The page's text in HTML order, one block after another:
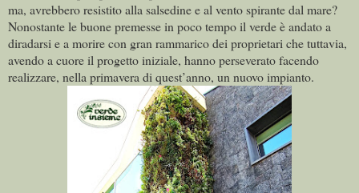
ma, avrebbero resistito alla salsedine e al vento spirante dal mare?
Nonostante le buone premesse in poco tempo il verde è andato a
diradarsi e a morire con gran rammarico dei proprietari che tuttavia,
avendo a cuore il progetto iniziale, hanno perseverato facendo
realizzare, nella primavera di quest’anno, un nuovo impianto.